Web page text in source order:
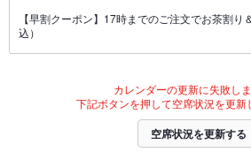
【早割クーポン】17時までのご注文でお茶割り
込）
カレンダーの更新に失敗しま
下記ボタンを押して空席状況を更新
空席状況を更新する